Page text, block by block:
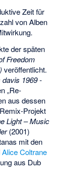
Zeit für
von Alben
der späten
Freedom
veröffentlicht.
1969 -
„Re-
aus dessen
Projekt
Light – Music
(2001)
mit den
Alice Coltrane
aus Dub